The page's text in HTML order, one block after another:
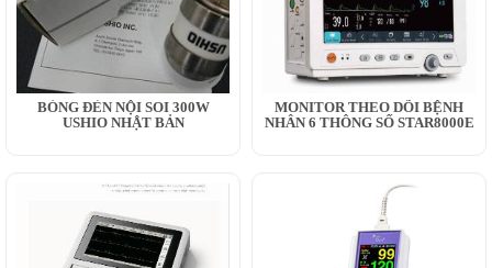
BÓNG ĐÈN NỘI SOI 300W
USHIO NHẬT BẢN
MONITOR THEO DÕI BỆNH
NHÂN 6 THÔNG SỐ STAR8000E